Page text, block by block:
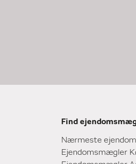
Find
Nærmeste
Ejendomsmægler